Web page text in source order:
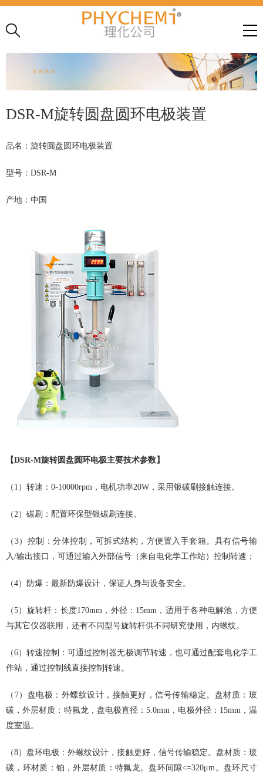
DSR-M旋转圆盘圆环电极装置
品名：旋转圆盘圆环电极装置
型号：DSR-M
产地：中国
【DSR-M旋转圆盘圆环电极主要技术参数】
（1）转速：0-10000rpm，电机功率20W，采用银碳刷接触连接。
（2）碳刷：配置环保型银碳刷连接。
（3）控制：分体控制，可拆式结构，方便置入手套箱。具有信号输
入/输出接口，可通过输入外部信号（来自电化学工作站）控制转速；
（4）防爆：最新防爆设计，保证人身与设备安全。
（5）旋转杆：长度170mm，外径：15mm，适用于各种电解池，方便
与其它仪器联用，还有不同型号旋转杆供不同研究使用，内螺纹。
（6）转速控制：可通过控制器无极调节转速，也可通过配套电化学工
作站，通过控制线直接控制转速。
（7）盘电极：外螺纹设计，接触更好，信号传输稳定。盘材质：玻
碳，外层材质：特氟龙，盘电极直径：5.0mm，电极外径：15mm，温
度室温。
（8）盘环电极：外螺纹设计，接触更好，信号传输稳定。盘材质：玻
碳，环材质：铂，外层材质：特氟龙。盘环间隙<=320μm。盘环尺寸